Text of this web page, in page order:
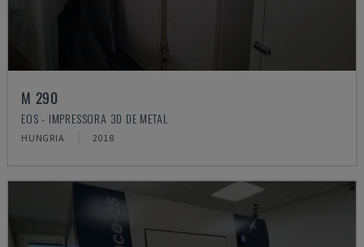
M 290
EOS - IMPRESSORA 3D DE METAL
HUNGRIA 2018